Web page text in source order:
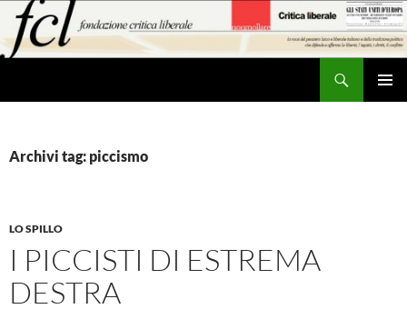
contenuto
Archivi tag: piccismo
LO SPILLO
I PICCISTI DI ESTREMA
DESTRA